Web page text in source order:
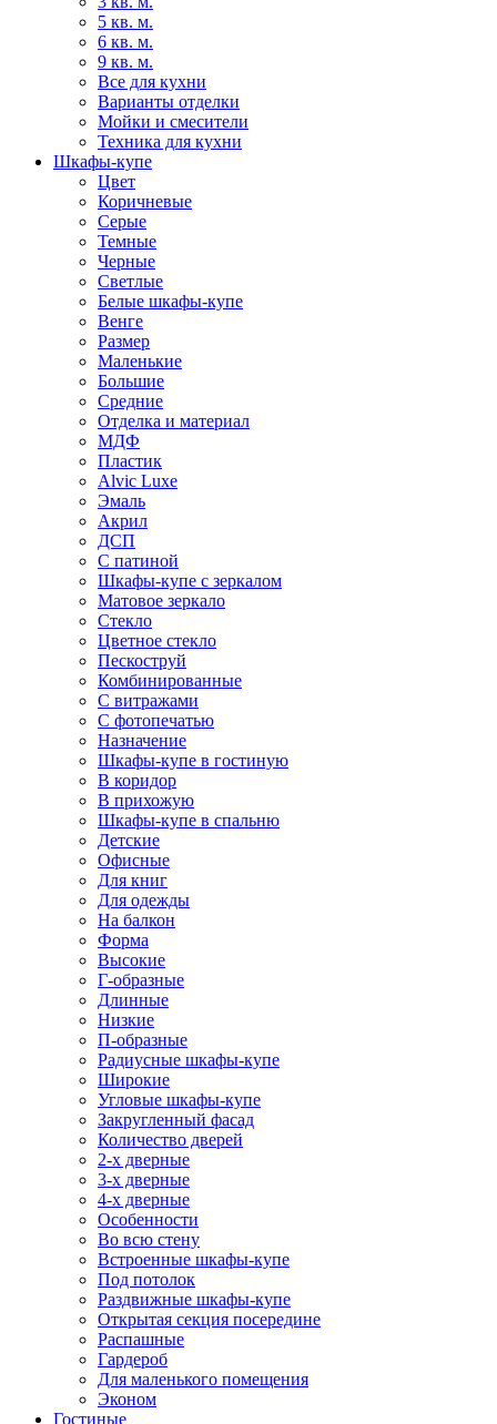
5 кв. м.
6 кв. м.
9 кв. м.
Все для кухни
Варианты отделки
Мойки и смесители
Техника для кухни
Шкафы-купе
Цвет
Коричневые
Серые
Темные
Черные
Светлые
Белые шкафы-купе
Венге
Размер
Маленькие
Большие
Средние
Отделка и материал
МДФ
Пластик
Alvic Luxe
Эмаль
Акрил
ДСП
С патиной
Шкафы-купе с зеркалом
Матовое зеркало
Стекло
Цветное стекло
Пескоструй
Комбинированные
С витражами
С фотопечатью
Назначение
Шкафы-купе в гостиную
В коридор
В прихожую
Шкафы-купе в спальню
Детские
Офисные
Для книг
Для одежды
На балкон
Форма
Высокие
Г-образные
Длинные
Низкие
П-образные
Радиусные шкафы-купе
Широкие
Угловые шкафы-купе
Закругленный фасад
Количество дверей
2-х дверные
3-х дверные
4-х дверные
Особенности
Во всю стену
Встроенные шкафы-купе
Под потолок
Раздвижные шкафы-купе
Открытая секция посередине
Распашные
Гардероб
Для маленького помещения
Эконом
Гостиные